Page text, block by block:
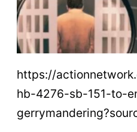
https://
hb-4276-sb-151-to-